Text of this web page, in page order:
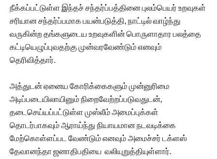
நீக்கப்பட்டுள்ள இந்தச் சந்தர்ப்பத்தினை புலம்பெயர் உறவுகள்
சரியான சந்தர்ப்பமாக பயன்படுத்தி, நாட்டில் வாழ்ந்து
வருகின்ற தங்களுடைய உறவுகளின் பொருளாதார பலத்தை
கட்டியெழுப்புவதற்கு முன்வரவேண்டும் எனவும்
தெரிவித்தார்.
அத்துடன் ஏனைய கோரிக்கைகளும் முன்னுரிமை
அடிப்படையிலாயினும் நிறைவேற்றப்படுவதுடன்,
தடைசெய்யப்பட்டுள்ள முஸ்லீம் அமைப்புக்கள்
தொடர்பாகவும் ஆராய்ந்து நியாயமான நடவடிக்கை
மேற்கொள்ளப்பட வேண்டும் எனவும் அமைச்சர் டக்ளஸ்
தேவானந்தா ஜனாதிபதியை வலியுறுத்தியுள்ளார்.